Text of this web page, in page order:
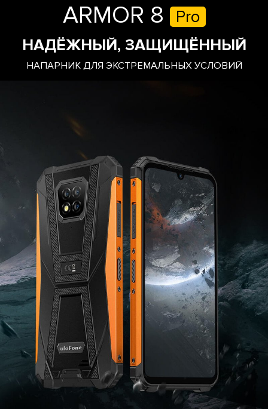
ARMOR 8 Pro
НАДЁЖНЫЙ, ЗАЩИЩЁННЫЙ
НАПАРНИК ДЛЯ ЭКСТРЕМАЛЬНЫХ УСЛОВИЙ